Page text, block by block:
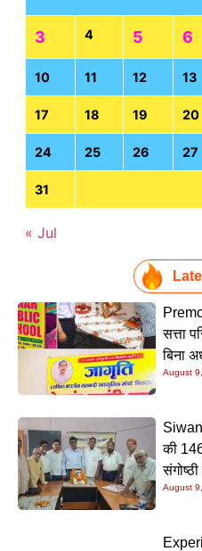
3 4 5 6
10 11 12 13
17 18 19 20
24 25 26 27
31
« Jul
सत्ता
बिना
August
की
प्रेमचंद
August